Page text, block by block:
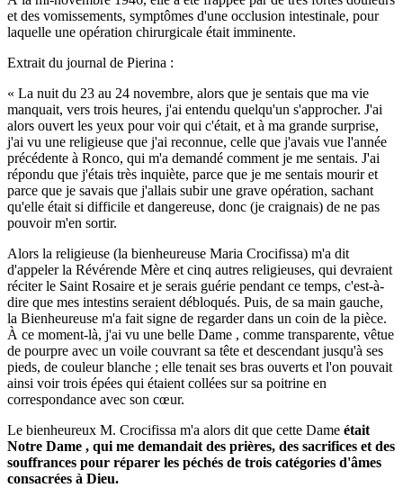
et des vomissements, symptômes d'une occlusion intestinale, pour
laquelle une opération chirurgicale était imminente.
Extrait du journal de Pierina :
« La nuit du 23 au 24 novembre, alors que je sentais que ma vie
manquait, vers trois heures, j'ai entendu quelqu'un s'approcher. J'ai
alors ouvert les yeux pour voir qui c'était, et à ma grande surprise,
j'ai vu une religieuse que j'ai reconnue, celle que j'avais vue l'année
précédente à Ronco, qui m'a demandé comment je me sentais. J'ai
répondu que j'étais très inquiète, parce que je me sentais mourir et
parce que je savais que j'allais subir une grave opération, sachant
qu'elle était si difficile et dangereuse, donc (je craignais) de ne pas
pouvoir m'en sortir.
Alors la religieuse (la bienheureuse Maria Crocifissa) m'a dit
d'appeler la Révérende Mère et cinq autres religieuses, qui devraient
réciter le Saint Rosaire et je serais guérie pendant ce temps, c'est-à-
dire que mes intestins seraient débloqués. Puis, de sa main gauche,
la Bienheureuse m'a fait signe de regarder dans un coin de la pièce.
À ce moment-là, j'ai vu une belle Dame , comme transparente, vêtue
de pourpre avec un voile couvrant sa tête et descendant jusqu'à ses
pieds, de couleur blanche ; elle tenait ses bras ouverts et l'on pouvait
ainsi voir trois épées qui étaient collées sur sa poitrine en
correspondance avec son cœur.
Le bienheureux M. Crocifissa m'a alors dit que cette Dame était
Notre Dame , qui me demandait des prières, des sacrifices et des
souffrances pour réparer les péchés de trois catégories d'âmes
consacrées à Dieu.